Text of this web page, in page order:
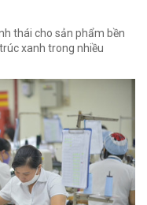
thái cho sản phẩm bền
xanh trong nhiều